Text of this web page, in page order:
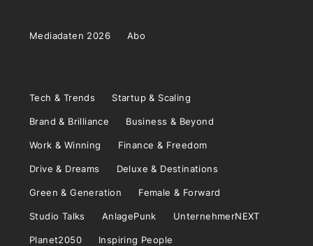
Mediadaten 2026 Abo
Tech & Trends Startup & Scaling
Brand & Brilliance Business & Beyond
Work & Winning Finance & Freedom
Drive & Dreams Deluxe & Destinations
Green & Generation Female & Forward
Studio Talks AnlagePunk UnternehmerNEXT
Planet2050 Inspiring People